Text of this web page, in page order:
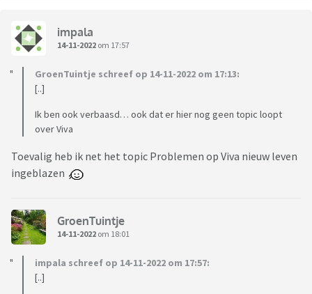
impala
14-11-2022 om 17:57
GroenTuintje schreef op 14-11-2022 om 17:13:
[..]
Ik ben ook verbaasd… ook dat er hier nog geen topic loopt
over Viva
Toevalig heb ik net het topic Problemen op Viva nieuw leven
ingeblazen
GroenTuintje
14-11-2022 om 18:01
impala schreef op 14-11-2022 om 17:57:
[..]